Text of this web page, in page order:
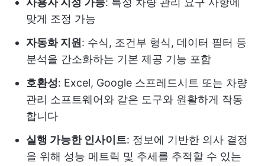
맞게 조정 가능
자동화 지원 : 수식, 조건부 형식, 데이터 필터 등
분석을 간소화하는 기본 제공 기능 포함
호환성: Excel, Google 스프레드시트 또는 차량
관리 소프트웨어와 같은 도구와 원활하게 작동
합니다
실행 가능한 인사이트: 정보에 기반한 의사 결정
을 위해 성능 메트릭 및 추세를 추적할 수 있는